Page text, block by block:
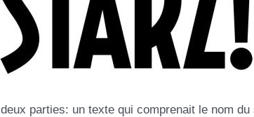
parties: un texte qui comprenait le nom